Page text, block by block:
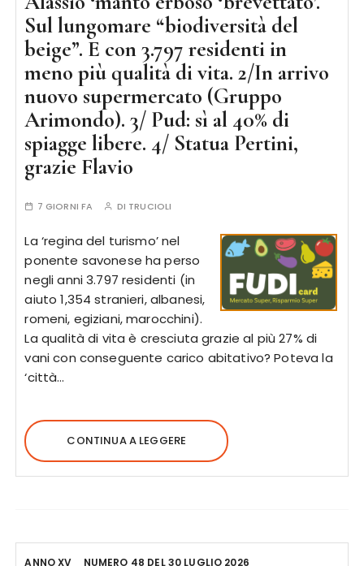
Sul lungomare “biodiversità del
beige”. E con 3.797 residenti in
meno più qualità di vita. 2/In arrivo
nuovo supermercato (Gruppo
Arimondo). 3/ Pud: sì al 40% di
spiagge libere. 4/ Statua Pertini,
grazie Flavio
7 GIORNI FA DI TRUCIOLI
La ‘regina del turismo’ nel
ponente savonese ha perso
negli anni 3.797 residenti (in
aiuto 1,354 stranieri, albanesi,
romeni, egiziani, marocchini).
La qualità di vita è cresciuta grazie al più 27% di
vani con conseguente carico abitativo? Poteva la
‘città…
CONTINUA A LEGGERE
ANNO XV NUMERO 48 DEL 30 LUGLIO 2026